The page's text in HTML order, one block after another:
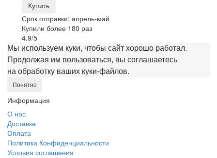
Купить
Срок отправки: апрель-май
Купили более 180 раз
4.9/5
Мы используем куки, чтобы сайт хорошо работал.
Продолжая им пользоваться, вы соглашаетесь
на обработку ваших куки‑файлов.
Понятно
Информация
О нас
Доставка
Оплата
Политика Конфиденциальности
Условия соглашения